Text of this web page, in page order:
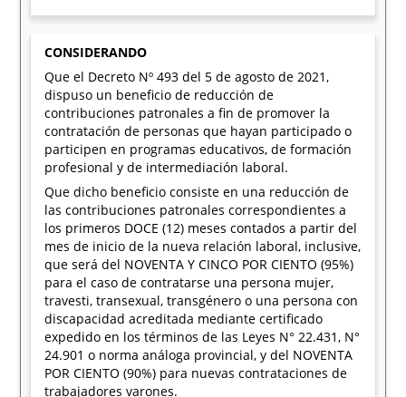
CONSIDERANDO
Que el Decreto Nº 493 del 5 de agosto de 2021,
dispuso un beneficio de reducción de
contribuciones patronales a fin de promover la
contratación de personas que hayan participado o
participen en programas educativos, de formación
profesional y de intermediación laboral.
Que dicho beneficio consiste en una reducción de
las contribuciones patronales correspondientes a
los primeros DOCE (12) meses contados a partir del
mes de inicio de la nueva relación laboral, inclusive,
que será del NOVENTA Y CINCO POR CIENTO (95%)
para el caso de contratarse una persona mujer,
travesti, transexual, transgénero o una persona con
discapacidad acreditada mediante certificado
expedido en los términos de las Leyes N° 22.431, N°
24.901 o norma análoga provincial, y del NOVENTA
POR CIENTO (90%) para nuevas contrataciones de
trabajadores varones.